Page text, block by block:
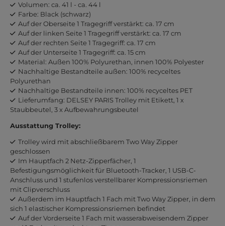
Volumen: ca. 41 l - ca. 44 l
Farbe: Black (schwarz)
Auf der Oberseite 1 Tragegriff verstärkt: ca. 17 cm
Auf der linken Seite 1 Tragegriff verstärkt: ca. 17 cm
Auf der rechten Seite 1 Tragegriff: ca. 17 cm
Auf der Unterseite 1 Tragegriff: ca. 15 cm
Material: Außen 100% Polyurethan, innen 100% Polyester
Nachhaltige Bestandteile außen: 100% recyceltes
Polyurethan
Nachhaltige Bestandteile innen: 100% recyceltes PET
Lieferumfang: DELSEY PARIS Trolley mit Etikett, 1 x
Staubbeutel, 3 x Aufbewahrungsbeutel
Ausstattung Trolley:
Trolley wird mit abschließbarem Two Way Zipper
geschlossen
Im Hauptfach 2 Netz-Zipperfächer, 1
Befestigungsmöglichkeit für Bluetooth-Tracker, 1 USB-C-
Anschluss und 1 stufenlos verstellbarer Kompressionsriemen
mit Clipverschluss
Außerdem im Hauptfach 1 Fach mit Two Way Zipper, in dem
sich 1 elastischer Kompressionsriemen befindet
Auf der Vorderseite 1 Fach mit wasserabweisendem Zipper